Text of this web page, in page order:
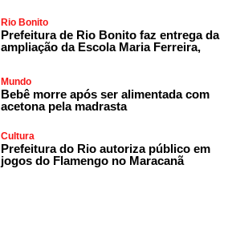
Rio Bonito
Prefeitura de Rio Bonito faz entrega da
ampliação da Escola Maria Ferreira,
Mundo
Bebê morre após ser alimentada com
acetona pela madrasta
Cultura
Prefeitura do Rio autoriza público em
jogos do Flamengo no Maracanã